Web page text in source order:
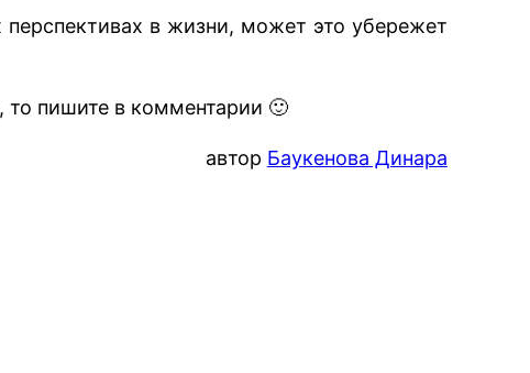
в жизни, может это убережет
то пишите в комментарии 🙂
автор Баукенова Динара